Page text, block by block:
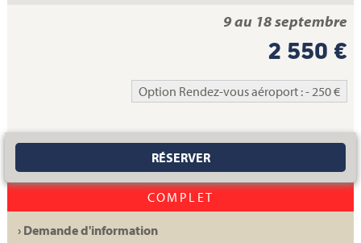
9 au 18 septembre
2 550 €
Option Rendez-vous aéroport : - 250 €
RÉSERVER
COMPLET
› Demande d'information